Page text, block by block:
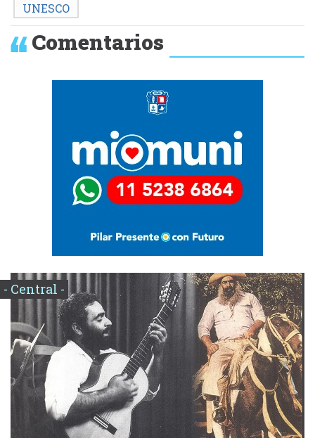
UNESCO
Comentarios
- Central -